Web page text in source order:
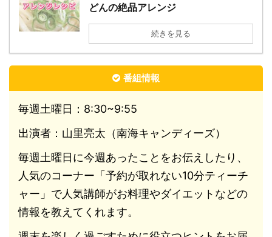
どんの絶品アレンジ
続きを見る
番組情報
毎週土曜日：8:30~9:55
出演者：山里亮太（南海キャンディーズ）
毎週土曜日に今週あったことをお伝えしたり、
人気のコーナー「予約が取れない10分ティーチ
ャー」で人気講師がお料理やダイエットなどの
情報を教えてくれます。